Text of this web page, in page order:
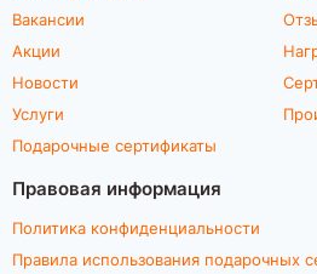
Вакансии
Акции
Новости
Услуги
Подарочные сертификаты
Правовая информация
Политика конфиденциальности
Правила использования подарочных